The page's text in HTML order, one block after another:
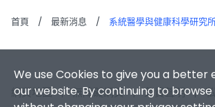
首頁 / 最新消息 / 系統醫學與健康科學研究
We use Cookies to give you a better
our website. By continuing to
網頁地圖|無障礙網頁| 免責聲明|